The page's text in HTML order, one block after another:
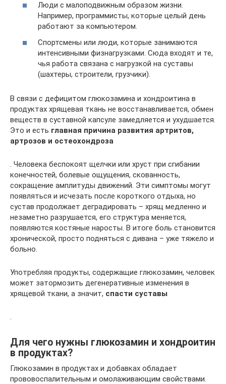
Люди с малоподвижным образом жизни.
Например, программисты, которые целый день
работают за компьютером.
Спортсмены или люди, которые занимаются
интенсивными физнагрузками. Сюда входят и те,
чья работа связана с нагрузкой на суставы
(шахтеры, строители, грузчики).
В связи с дефицитом глюкозамина и хондроитина в
продуктах хрящевая ткань не восстанавливается, обмен
веществ в суставной капсуле замедляется и ухудшается.
Это и есть главная причина развития артритов,
артрозов и остеохондроза
. Человека беспокоят щелчки или хруст при сгибании
конечностей, болевые ощущения, скованность,
сокращение амплитуды движений. Эти симптомы могут
появляться и исчезать после короткого отдыха, но
сустав продолжает деградировать – хрящ медленно и
незаметно разрушается, его структура меняется,
появляются костяные наросты. В итоге боль становится
хронической, просто подняться с дивана – уже тяжело и
больно.
Употребляя продукты, содержащие глюкозамин, человек
может затормозить дегенеративные изменения в
хрящевой ткани, а значит, спасти суставы
Для чего нужны глюкозамин и хондроитин
в продуктах?
Глюкозамин в продуктах и добавках обладает
прововоспалительным и омолаживающим свойствами.